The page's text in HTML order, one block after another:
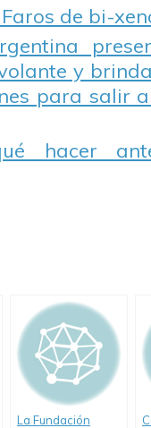
de bi-
y
para salir
hacer
La Fundación